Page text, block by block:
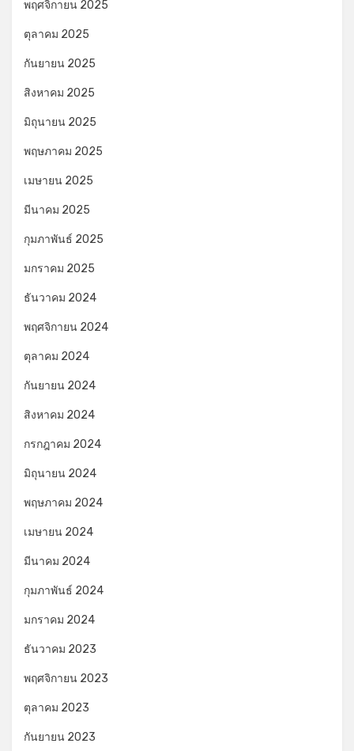
พฤศจิกายน 2025
ตุลาคม 2025
กันยายน 2025
สิงหาคม 2025
มิถุนายน 2025
พฤษภาคม 2025
เมษายน 2025
มีนาคม 2025
กุมภาพันธ์ 2025
มกราคม 2025
ธันวาคม 2024
พฤศจิกายน 2024
ตุลาคม 2024
กันยายน 2024
สิงหาคม 2024
กรกฎาคม 2024
มิถุนายน 2024
พฤษภาคม 2024
เมษายน 2024
มีนาคม 2024
กุมภาพันธ์ 2024
มกราคม 2024
ธันวาคม 2023
พฤศจิกายน 2023
ตุลาคม 2023
กันยายน 2023